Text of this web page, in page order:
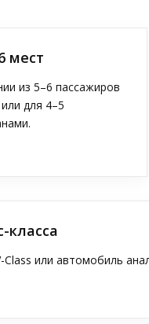
мест
из 5–6 пассажиров
для 4–5
класса
Class или автомобиль